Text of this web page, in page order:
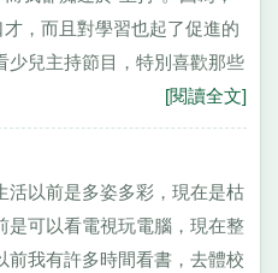
，而且對學習也起了促進的
少兒主持節目，特別喜歡那些
[閱讀全文]
活以前是多姿多彩，現在是枯
是可以看電視玩電腦，現在整
前我有許多時間看書，去體校